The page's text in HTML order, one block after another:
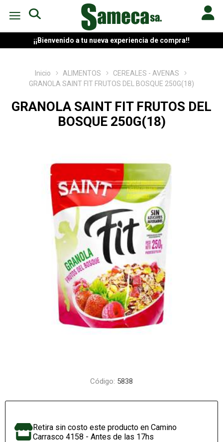
¡¡Bienvenido a tu nueva experiencia de compra!!
Inicio ALIMENTOS
CEREALES - AVENAS
GRANOLA SAINT FIT FRUTOS DEL BOSQUE 250G(18)
GRANOLA SAINT FIT FRUTOS DEL
BOSQUE 250G(18)
Código: 5838
Retira sin costo este producto en Camino
Carrasco 4158 - Antes de las 17hs